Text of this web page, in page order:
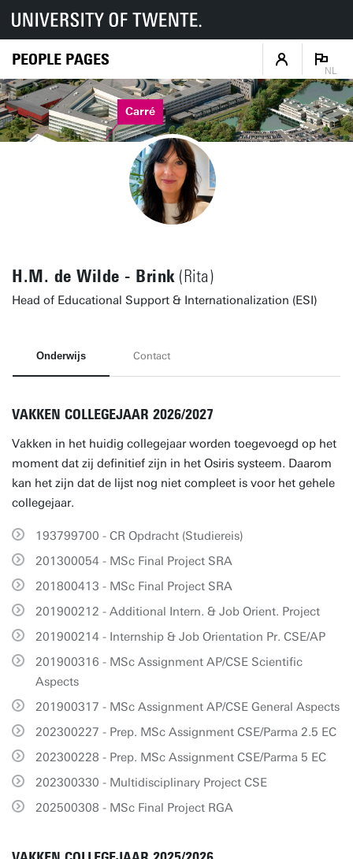
PEOPLE PAGES
NL
Carré
H.M. de Wilde - Brink(Rita)
Head of Educational Support & Internationalization (ESI)
Onderwijs Contact
VAKKEN COLLEGEJAAR 2026/2027
Vakken in het huidig collegejaar worden toegevoegd op het
moment dat zij definitief zijn in het Osiris systeem. Daarom
kan het zijn dat de lijst nog niet compleet is voor het gehele
collegejaar.
193799700 - CR Opdracht (Studiereis)
201300054 - MSc Final Project SRA
201800413 - MSc Final Project SRA
201900212 - Additional Intern. & Job Orient. Project
201900214 - Internship & Job Orientation Pr. CSE/AP
201900316 - MSc Assignment AP/CSE Scientific
Aspects
201900317 - MSc Assignment AP/CSE General Aspects
202300227 - Prep. MSc Assignment CSE/Parma 2.5 EC
202300228 - Prep. MSc Assignment CSE/Parma 5 EC
202300330 - Multidisciplinary Project CSE
202500308 - MSc Final Project RGA